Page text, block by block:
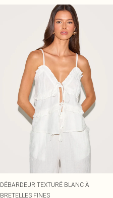
DÉBARDEUR TEXTURÉ BLANC À
BRETELLES FINES